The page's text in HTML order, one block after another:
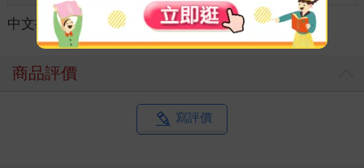
中文書 ＞ 旅遊 ＞ 台灣旅遊 ＞ 北部旅遊
商品評價
寫評價